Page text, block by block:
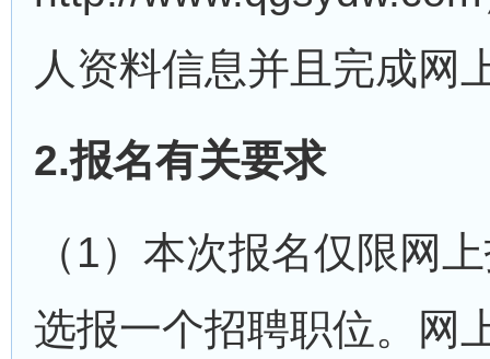
人资料信息并且完成网
2.报名有关要求
（1）本次报名仅限网
选报一个招聘职位。网